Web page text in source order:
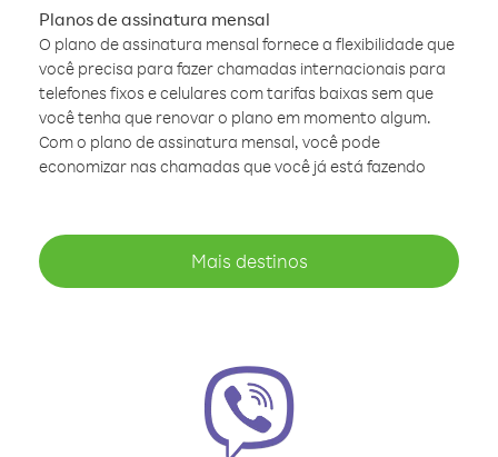
Planos de assinatura mensal
O plano de assinatura mensal fornece a flexibilidade que
você precisa para fazer chamadas internacionais para
telefones fixos e celulares com tarifas baixas sem que
você tenha que renovar o plano em momento algum.
Com o plano de assinatura mensal, você pode
economizar nas chamadas que você já está fazendo
Mais destinos